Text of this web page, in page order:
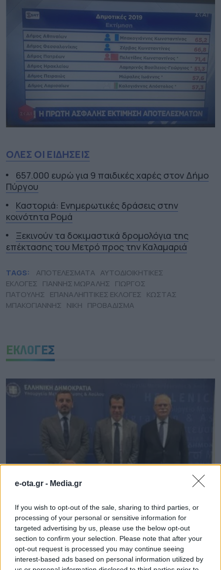
e-ota.gr - Media.gr
If you wish to opt-out of the sale, sharing to third parties, or
processing of your personal or sensitive information for
targeted advertising by us, please use the below opt-out
section to confirm your selection. Please note that after your
opt-out request is processed you may continue seeing
interest-based ads based on personal information utilized by
ΟΛΕΣ ΟΙ ΕΙΔΗΣΕΙΣ
657.000 ευρώ για 9 παιδικές χαρές στον Δήμο
Πύργου
Καστοριά: Ενημερωτικές δράσεις στην
κοινότητα Ρομά
Ξεκινούν τα δοκιμαστικά δρομολόγια της
επέκτασης του Μετρό προς την Καλαμαριά
TAGS: ΑΠΟΤΕΛΕΣΜΑΤΑ ΑΥΤΟΔΙΟΙΚΗΤΙΚΕΣ
ΕΚΛΟΓΕΣ ΓΙΑΝΝΗΣ ΜΩΡΑΛΗΣ ΓΙΩΡΓΟΣ
ΠΑΤΟΥΛΗΣ ΕΠΑΝΑΛΗΠΤΙΚΕΣ ΕΚΛΟΓΕΣ ΚΩΣΤΑΣ
ΜΠΑΚΟΓΙΑΝΝΗΣ ΝΙΚΗ ΠΡΟΒΑΔΙΣΜΑ
ΕΚΛΟΓΕΣ
657.000 ευρώ για 9 παιδικές χαρές στον Δήμο
Πύργου
07.08.2026 - 16.28